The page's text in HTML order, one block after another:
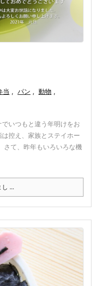
当 , パン , 動物 ,
いつもと違う年明けをお
控え、家族とステイホー
さて、昨年もいろいろな機
し ...